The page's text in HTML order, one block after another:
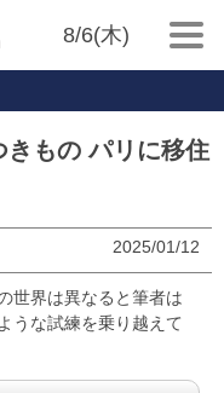
8/6(木)
きもの パリに移住
2025/01/12
世界は異なると筆者は
うな試練を乗り越えて